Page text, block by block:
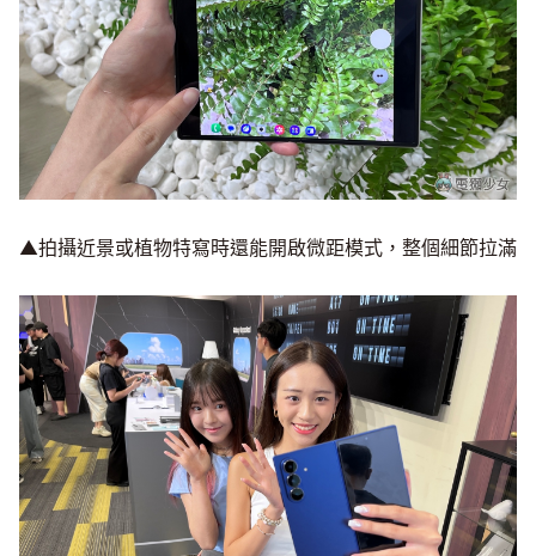
▲拍攝近景或植物特寫時還能開啟微距模式，整個細節拉滿